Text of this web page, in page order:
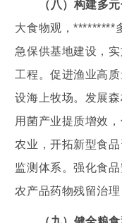
（八）构建多
大食物观，*********
急保供基地建设，
工程。促进渔业高
设海上牧场。发展
用菌产业提质增效
农业，开拓新型食
监测体系。强化食
农产品药物残留治